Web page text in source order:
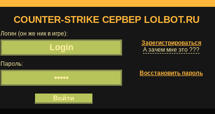
COUNTER-STRIKE СЕРВЕР LOLBOT.RU
Логин (он же ник в игре):
Зарегистрироваться
А зачем мне это ???
Пароль:
Восстановить пароль